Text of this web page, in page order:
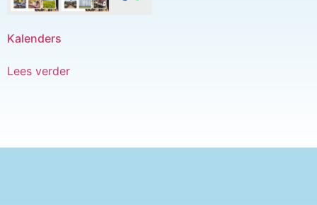
Kalenders
Lees verder